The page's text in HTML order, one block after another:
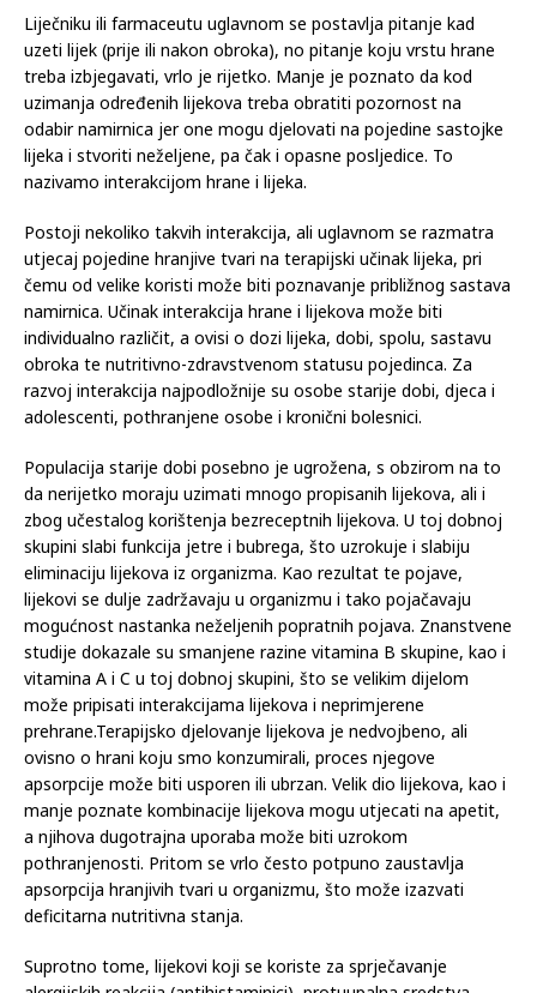
Liječniku ili farmaceutu uglavnom se postavlja pitanje kad
uzeti lijek (prije ili nakon obroka), no pitanje koju vrstu hrane
treba izbjegavati, vrlo je rijetko. Manje je poznato da kod
uzimanja određenih lijekova treba obratiti pozornost na
odabir namirnica jer one mogu djelovati na pojedine sastojke
lijeka i stvoriti neželjene, pa čak i opasne posljedice. To
nazivamo interakcijom hrane i lijeka.
Postoji nekoliko takvih interakcija, ali uglavnom se razmatra
utjecaj pojedine hranjive tvari na terapijski učinak lijeka, pri
čemu od velike koristi može biti poznavanje približnog sastava
namirnica. Učinak interakcija hrane i lijekova može biti
individualno različit, a ovisi o dozi lijeka, dobi, spolu, sastavu
obroka te nutritivno-zdravstvenom statusu pojedinca. Za
razvoj interakcija najpodložnije su osobe starije dobi, djeca i
adolescenti, pothranjene osobe i kronični bolesnici.
Populacija starije dobi posebno je ugrožena, s obzirom na to
da nerijetko moraju uzimati mnogo propisanih lijekova, ali i
zbog učestalog korištenja bezreceptnih lijekova. U toj dobnoj
skupini slabi funkcija jetre i bubrega, što uzrokuje i slabiju
eliminaciju lijekova iz organizma. Kao rezultat te pojave,
lijekovi se dulje zadržavaju u organizmu i tako pojačavaju
mogućnost nastanka neželjenih popratnih pojava. Znanstvene
studije dokazale su smanjene razine vitamina B skupine, kao i
vitamina A i C u toj dobnoj skupini, što se velikim dijelom
može pripisati interakcijama lijekova i neprimjerene
prehrane.Terapijsko djelovanje lijekova je nedvojbeno, ali
ovisno o hrani koju smo konzumirali, proces njegove
apsorpcije može biti usporen ili ubrzan. Velik dio lijekova, kao i
manje poznate kombinacije lijekova mogu utjecati na apetit,
a njihova dugotrajna uporaba može biti uzrokom
pothranjenosti. Pritom se vrlo često potpuno zaustavlja
apsorpcija hranjivih tvari u organizmu, što može izazvati
deficitarna nutritivna stanja.
Suprotno tome, lijekovi koji se koriste za sprječavanje